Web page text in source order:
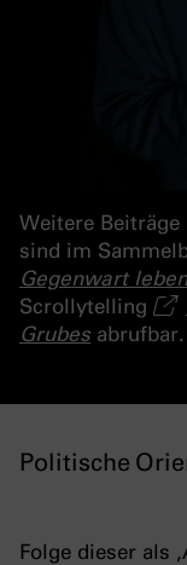
Weitere Beiträge
sind im
Gegenwart leben
Scrollytelling
Grubes abrufbar.
Politische
Folge dieser als